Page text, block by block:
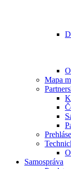
Mapa
Samospráva